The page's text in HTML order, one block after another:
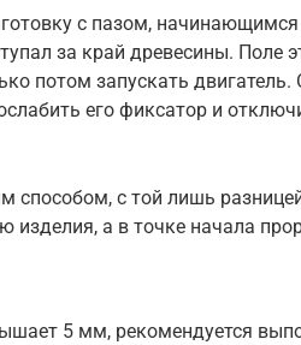
с пазом,
за край древесины. Поле
потом запускать
его фиксатор и
способом, с той лишь
изделия, а в точке начала
5 мм, рекомендуется